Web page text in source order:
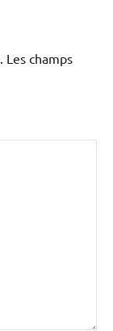
Les champs